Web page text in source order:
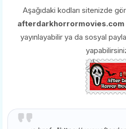
Aşağıdaki kodları sitenizde
afterdarkhorrormovies.com
yayınlayabilir ya da sosyal